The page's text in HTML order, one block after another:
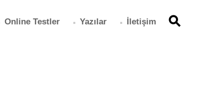
Online Testler Yazılar İletişim